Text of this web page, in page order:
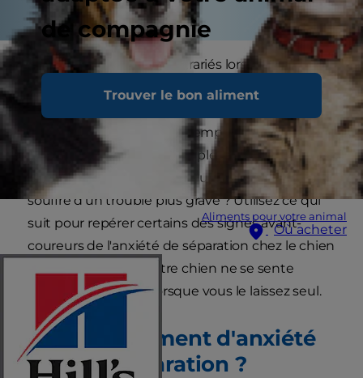
de compagnie
Trouver le bon aliment
Aliments pour votre animal
Où acheter
Certains chiens sont contrariés lors du départ de
leur maître. Après tout, il s'agit d'une espèce
sociable et les chiens n'aiment généralement
pas rester seuls trop longtemps. Comment
savoir si votre chiot est simplement contrarié par
le fait que vous partez faire une course ou s'il
souffre d'un trouble plus grave ? Utilisez ce qui
suit pour repérer certains des signes avant-
coureurs de l'anxiété de séparation chez le chien
et pour éviter que votre chien ne se sente
stressé ou paniqué lorsque vous le laissez seul.
S'agit-il vraiment d'anxiété
liée à la séparation ?